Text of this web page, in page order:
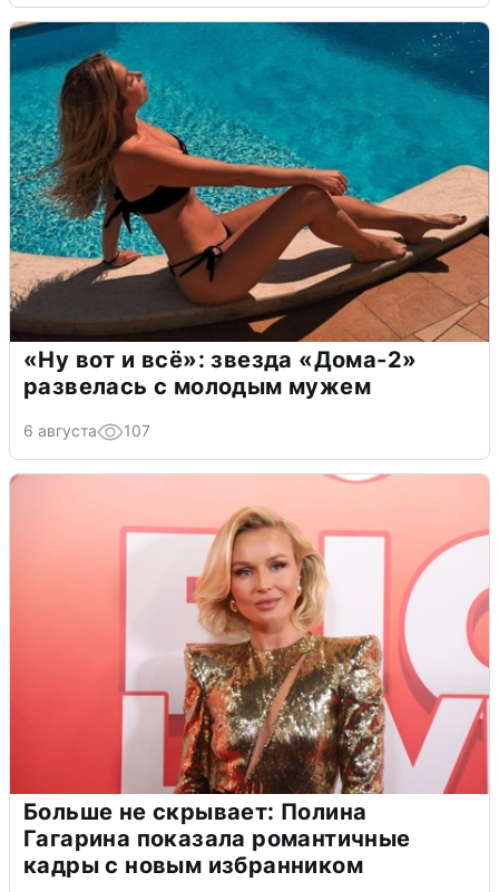
«Ну вот и всё»: звезда «Дома-2»
развелась с молодым мужем
6 августа 107
Больше не скрывает: Полина
Гагарина показала романтичные
кадры с новым избранником